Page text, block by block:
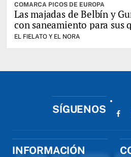
COMARCA PICOS DE EUROPA
Las majadas de Belbín y
con saneamiento para sus
EL FIELATO Y EL NORA
SÍGUENOS
INFORMACIÓN